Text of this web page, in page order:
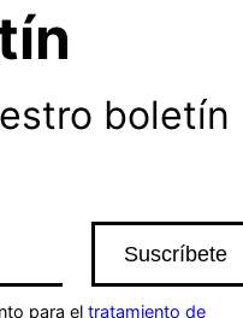
boletín
para el tratamiento de